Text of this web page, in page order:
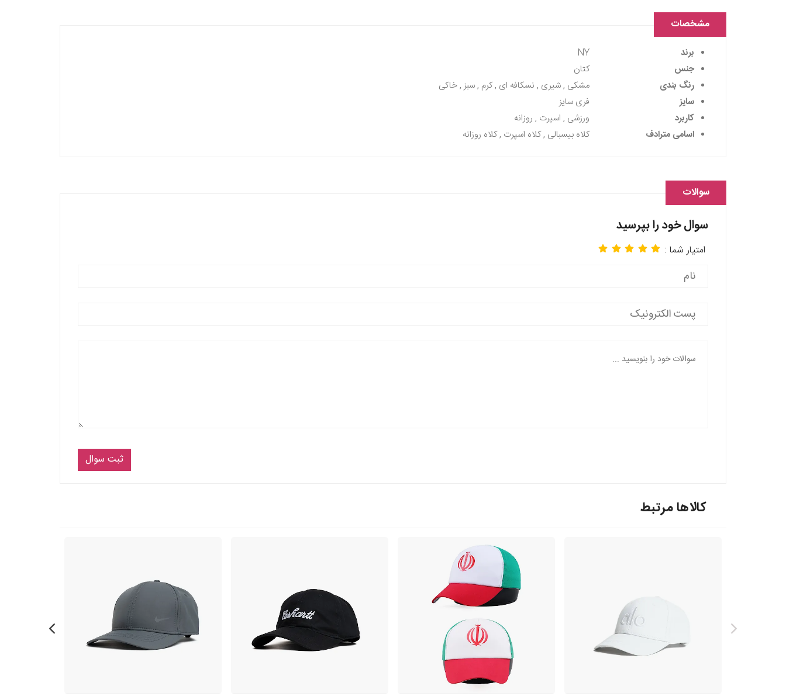
مشخصات
برند
جنس
کتان
رنگ بندی
مشکی , شیری , نسکافه ای , کرم , سبز , خاکی
سایز
فری سایز
کاربرد
ورزشی , اسپرت , روزانه
اسامی مترادف
کلاه بیسبالی , کلاه اسپرت , کلاه روزانه
سوالات
سوال خود را بپرسید
امتیار شما :
ثبت سوال
کالاها مرتبط